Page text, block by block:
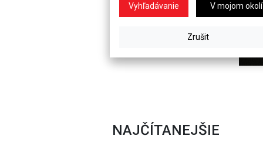
V mojom okolí
NAJČÍTANEJŠIE